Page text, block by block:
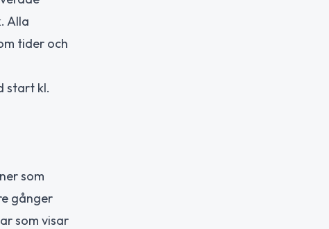
Alla
tider och
start kl.
som
gånger
som visar